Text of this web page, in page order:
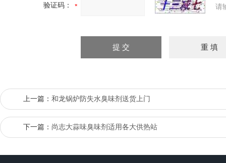
验证码： 请
上一篇： 和龙锅炉防失水臭味剂送货上门
下一篇： 尚志大蒜味臭味剂适用各大供热站